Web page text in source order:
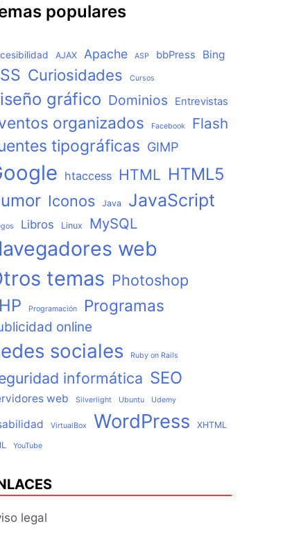
populares
AJAX Apache ASP bbPress Bing
Curiosidades Cursos
gráfico Dominios Entrevistas
organizados Facebook Flash
tipográficas GIMP
htaccess HTML HTML5
Iconos Java JavaScript
Libros Linux MySQL
web
temas Photoshop
Programación Programas
online
sociales Ruby on Rails
informática SEO
web Silverlight Ubuntu Udemy
VirtualBox WordPress
XHTML
YouTube
legal